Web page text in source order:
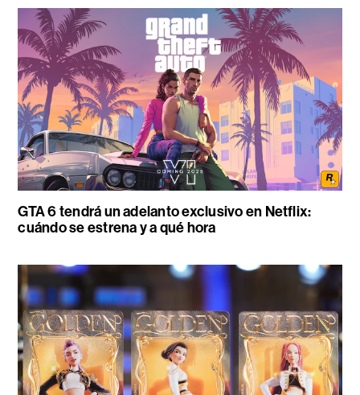
GTA 6 tendrá un adelanto exclusivo en Netflix:
cuándo se estrena y a qué hora